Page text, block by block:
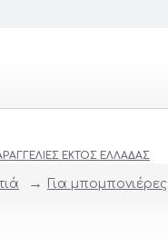
ΕΚΤΌΣ ΕΛΛΆΔΑΣ
Για μπομπονιέρες